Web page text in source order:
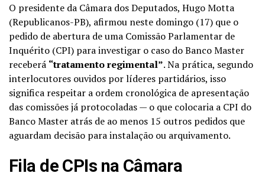
O presidente da Câmara dos Deputados, Hugo Motta
(Republicanos-PB), afirmou neste domingo (17) que o
pedido de abertura de uma Comissão Parlamentar de
Inquérito (CPI) para investigar o caso do Banco Master
receberá “tratamento regimental”. Na prática, segundo
interlocutores ouvidos por líderes partidários, isso
significa respeitar a ordem cronológica de apresentação
das comissões já protocoladas — o que colocaria a CPI do
Banco Master atrás de ao menos 15 outros pedidos que
aguardam decisão para instalação ou arquivamento.
Fila de CPIs na Câmara